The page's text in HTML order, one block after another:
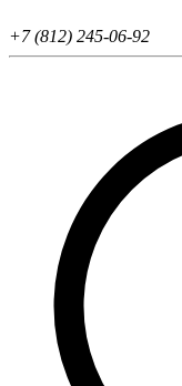
+7 (812) 245-06-92